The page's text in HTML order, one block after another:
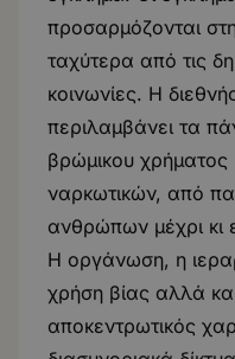
προσαρμόζονται
ταχύτερα από τις
κοινωνίες. Η
περιλαμβάνει τα
βρώμικου χρήματος
ναρκωτικών, από
ανθρώπων μέχρι κι
Η οργάνωση, η
χρήση βίας αλλά
αποκεντρωτικός